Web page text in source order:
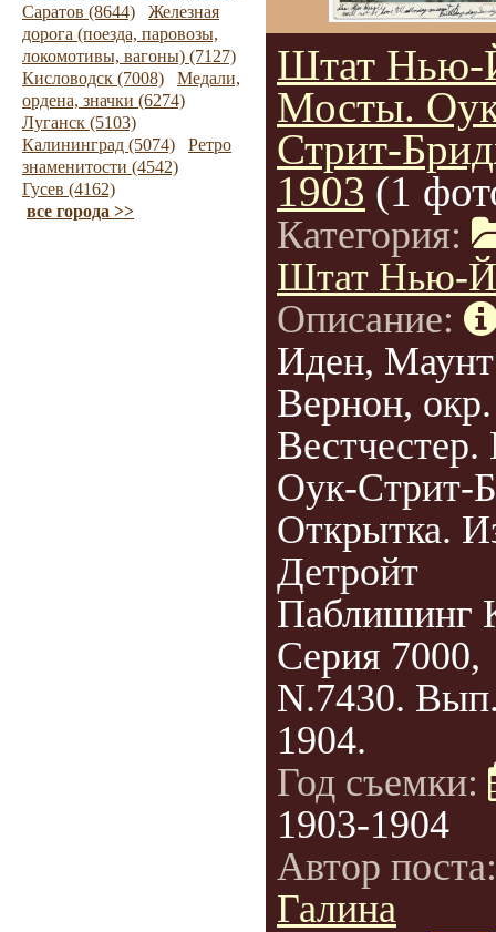
Саратов (8644)
Железная
дорога (поезда, паровозы,
локомотивы, вагоны) (7127)
Кисловодск (7008)
Медали,
ордена, значки (6274)
Луганск (5103)
Калининград (5074)
Ретро
знаменитости (4542)
Гусев (4162)
все города >>
Штат Нью-
Мосты.
Стрит-
1903 (1
Категория:
Штат Нью-
Описание:
Иден, Маунт
Вернон, окр.
Оук-Стрит-
Открытка.
Детройт
Паблишинг
Серия 7000,
N.7430.
1904.
Год съемки:
1903-1904
Автор
Галина